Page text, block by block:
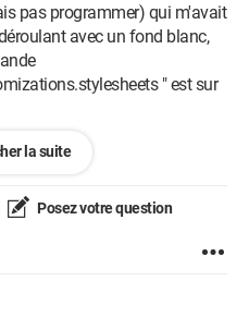
pas programmer) qui m'avait
avec un fond blanc,
" est sur
déroulant avec un fond blanc
la suite
Posez votre question